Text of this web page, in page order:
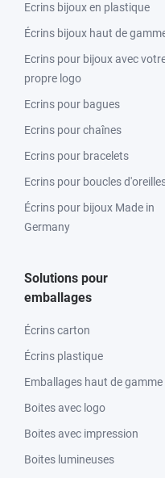
Ecrins bijoux en plastique
Écrins bijoux haut de
Ecrins pour bijoux avec
propre logo
Ecrins pour bagues
Ecrins pour chaînes
Ecrins pour bracelets
Ecrins pour boucles
Écrins pour bijoux Made in
Germany
Solutions pour
emballages
Écrins carton
Écrins plastique
Emballages haut de gamme
Boites avec logo
Boites avec impression
Boites lumineuses